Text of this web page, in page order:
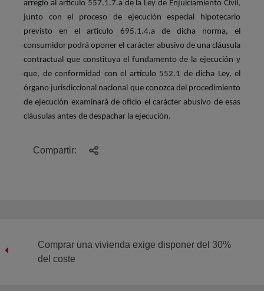
arreglo al artículo 557.1.7.a de la Ley de Enjuiciamiento Civil,
junto con el proceso de ejecución especial hipotecario
previsto en el artículo 695.1.4.a de dicha norma, el
consumidor podrá oponer el carácter abusivo de una cláusula
contractual que constituya el fundamento de la ejecución y
que, de conformidad con el artículo 552.1 de dicha Ley, el
órgano jurisdiccional nacional que conozca del procedimiento
de ejecución examinará de oficio el carácter abusivo de esas
cláusulas antes de despachar la ejecución.
Compartir:
Comprar una vivienda exige disponer del 30%
del coste